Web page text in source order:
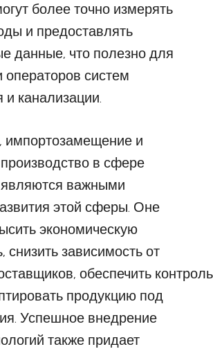
более точно измерять
и предоставлять
данные, что полезно для
операторов систем
канализации.
импортозамещение и
в сфере
являются важными
этой сферы. Оне
экономическую
снизить зависимость от
обеспечить контроль
продукцию под
Успешное внедрение
также придает